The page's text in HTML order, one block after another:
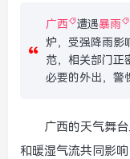
广西 遭遇暴雨
炉，受强降雨影
范，相关部门正
必要的外出，警
广西的天气舞
和暖湿气流共同影